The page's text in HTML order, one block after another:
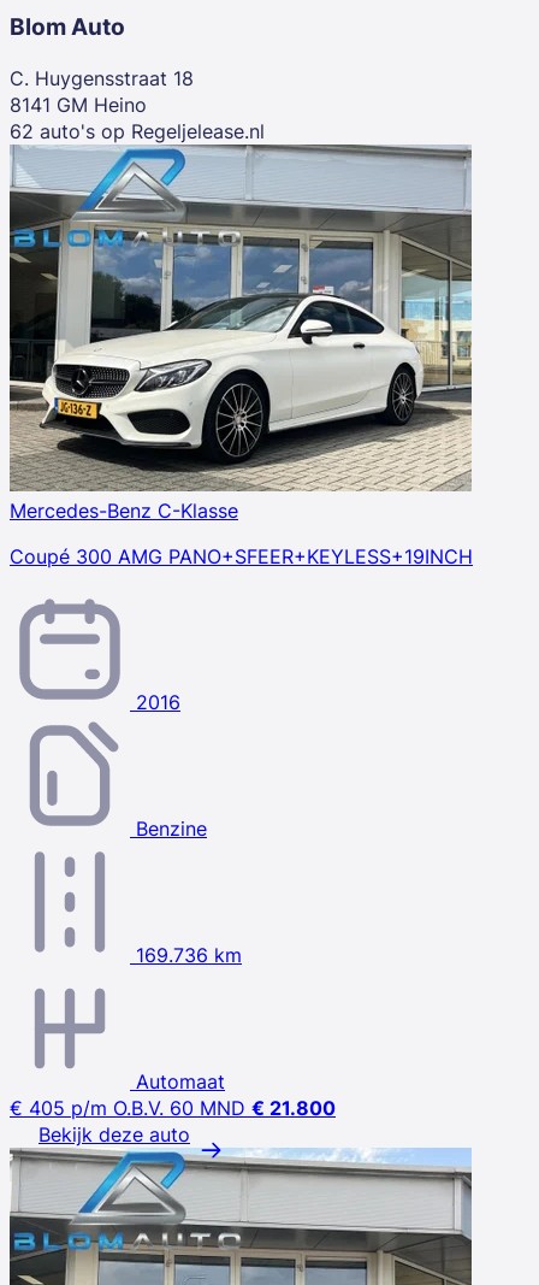
Blom Auto
C. Huygensstraat 18
8141 GM Heino
62 auto's op Regeljelease.nl
Mercedes-Benz C-Klasse
Coupé 300 AMG PANO+SFEER+KEYLESS+19INCH
2016
Benzine
169.736 km
Automaat
€ 405 p/m O.B.V. 60 MND € 21.800
Bekijk deze auto